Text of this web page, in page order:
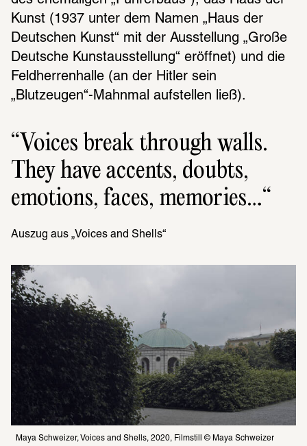
Kunst (1937 unter dem Namen „Haus der
Deutschen Kunst“ mit der Ausstellung „Große
Deutsche Kunstausstellung“ eröffnet) und die
Feldherrenhalle (an der Hitler sein
„Blutzeugen“-Mahnmal aufstellen ließ).
Voices break through walls.
They have accents, doubts,
emoti­ons, faces, memo­ries…
Auszug aus „Voices and Shells“
Maya Schweizer, Voices and Shells, 2020, Filmstill © Maya Schweizer